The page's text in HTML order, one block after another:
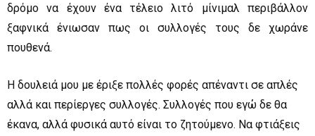
δρόμο να έχουν ένα τέλειο λιτό μίνιμαλ περιβάλλον
ξαφνικά ένιωσαν πως οι συλλογές τους δε χωράνε
πουθενά.
Η δουλειά μου με έριξε πολλές φορές απέναντι σε απλές
αλλά και περίεργες συλλογές. Συλλογές που εγώ δε θα
έκανα, αλλά φυσικά αυτό είναι το ζητούμενο. Να φτιάξεις